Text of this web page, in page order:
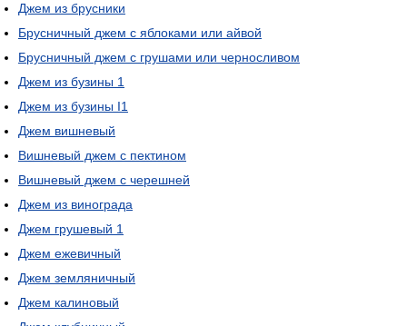
Джем из брусники
Брусничный джем с яблоками или айвой
Брусничный джем с грушами или черносливом
Джем из бузины 1
Джем из бузины I1
Джем вишневый
Вишневый джем с пектином
Вишневый джем с черешней
Джем из винограда
Джем грушевый 1
Джем ежевичный
Джем земляничный
Джем калиновый